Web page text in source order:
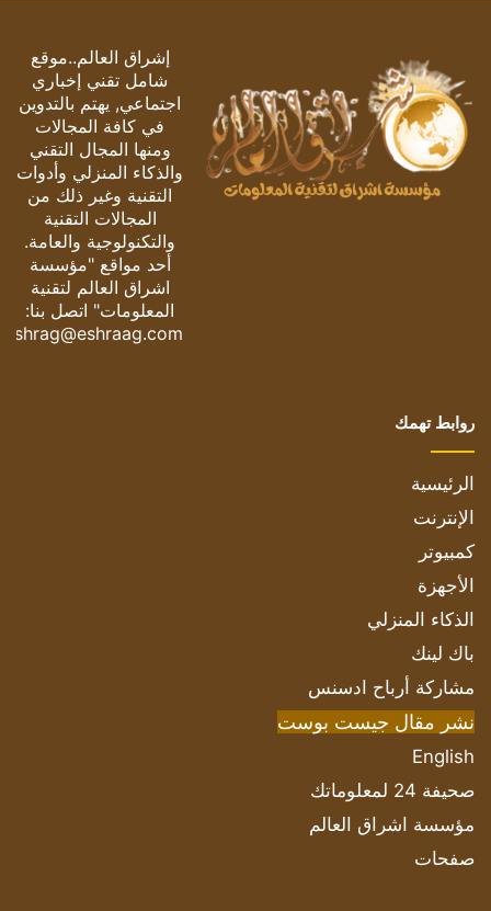
إشراق العالم..موقع
شامل تقني إخباري
اجتماعي, يهتم بالتدوين
في كافة المجالات
ومنها المجال التقني
والذكاء المنزلي وأدوات
التقنية وغير ذلك من
المجالات التقنية
والتكنولوجية والعامة.
أحد مواقع "مؤسسة
اشراق العالم لتقنية
المعلومات" اتصل بنا:
eshrag@eshraag.com
روابط تهمك
الرئيسية
الإنترنت
كمبيوتر
الأجهزة
الذكاء المنزلي
باك لينك
مشاركة أرباح ادسنس
نشر مقال جيست بوست
English
صحيفة 24 لمعلوماتك
مؤسسة اشراق العالم
صفحات